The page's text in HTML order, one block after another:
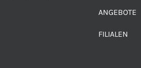
ANGEBOTE
FILIALEN